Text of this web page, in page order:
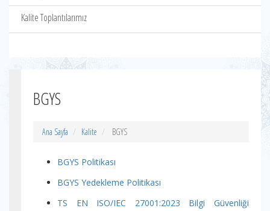
Kalite Toplantılarımız
BGYS
Ana Sayfa Kalite BGYS
BGYS Politikası
BGYS Yedekleme Politikası
TS EN ISO/IEC 27001:2023 Bilgi Güvenliği